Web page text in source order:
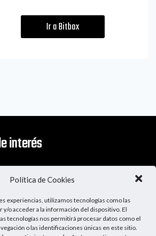
Política de Cookies
experiencias, utilizamos tecnologías como las
y/o acceder a la información del dispositivo. El
tecnologías nos permitirá procesar datos como el
o las identificaciones únicas en este sitio.
Ir a Bitbox
interés